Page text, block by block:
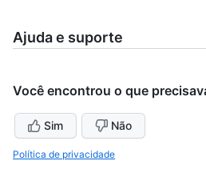
Ajuda e suporte
Você encontrou o que
Sim Não
Política de privacidade